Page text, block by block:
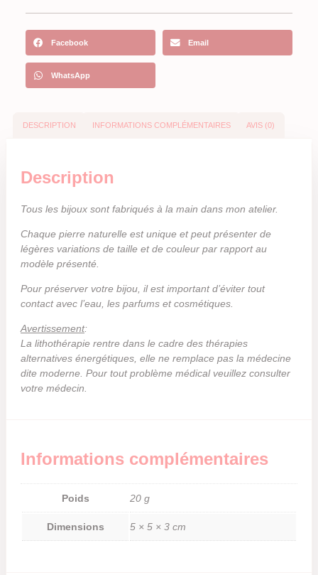
Facebook Email
WhatsApp
DESCRIPTION INFORMATIONS COMPLÉMENTAIRES AVIS (0)
Description
Tous les bijoux sont fabriqués à la main dans mon atelier.
Chaque pierre naturelle est unique et peut présenter de
légères variations de taille et de couleur par rapport au
modèle présenté.
Pour préserver votre bijou, il est important d’éviter tout
contact avec l’eau, les parfums et cosmétiques.
Avertissement:
La lithothérapie rentre dans le cadre des thérapies
alternatives énergétiques, elle ne remplace pas la médecine
dite moderne. Pour tout problème médical veuillez consulter
votre médecin.
Informations complémentaires
Poids 20 g
Dimensions 5 × 5 × 3 cm